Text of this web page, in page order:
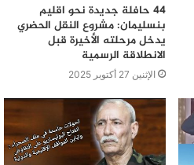
44 حافلة جديدة نحو اقليم
بنسليمان: مشروع النقل الحضري
يدخل مرحلته الأخيرة قبل
الانطلاقة الرسمية
الإثنين 27 أكتوبر 2025